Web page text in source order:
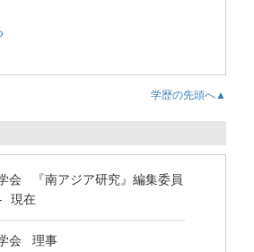
学歴の先頭へ▲
会 『南アジア研究』編集委員
現在
会 理事